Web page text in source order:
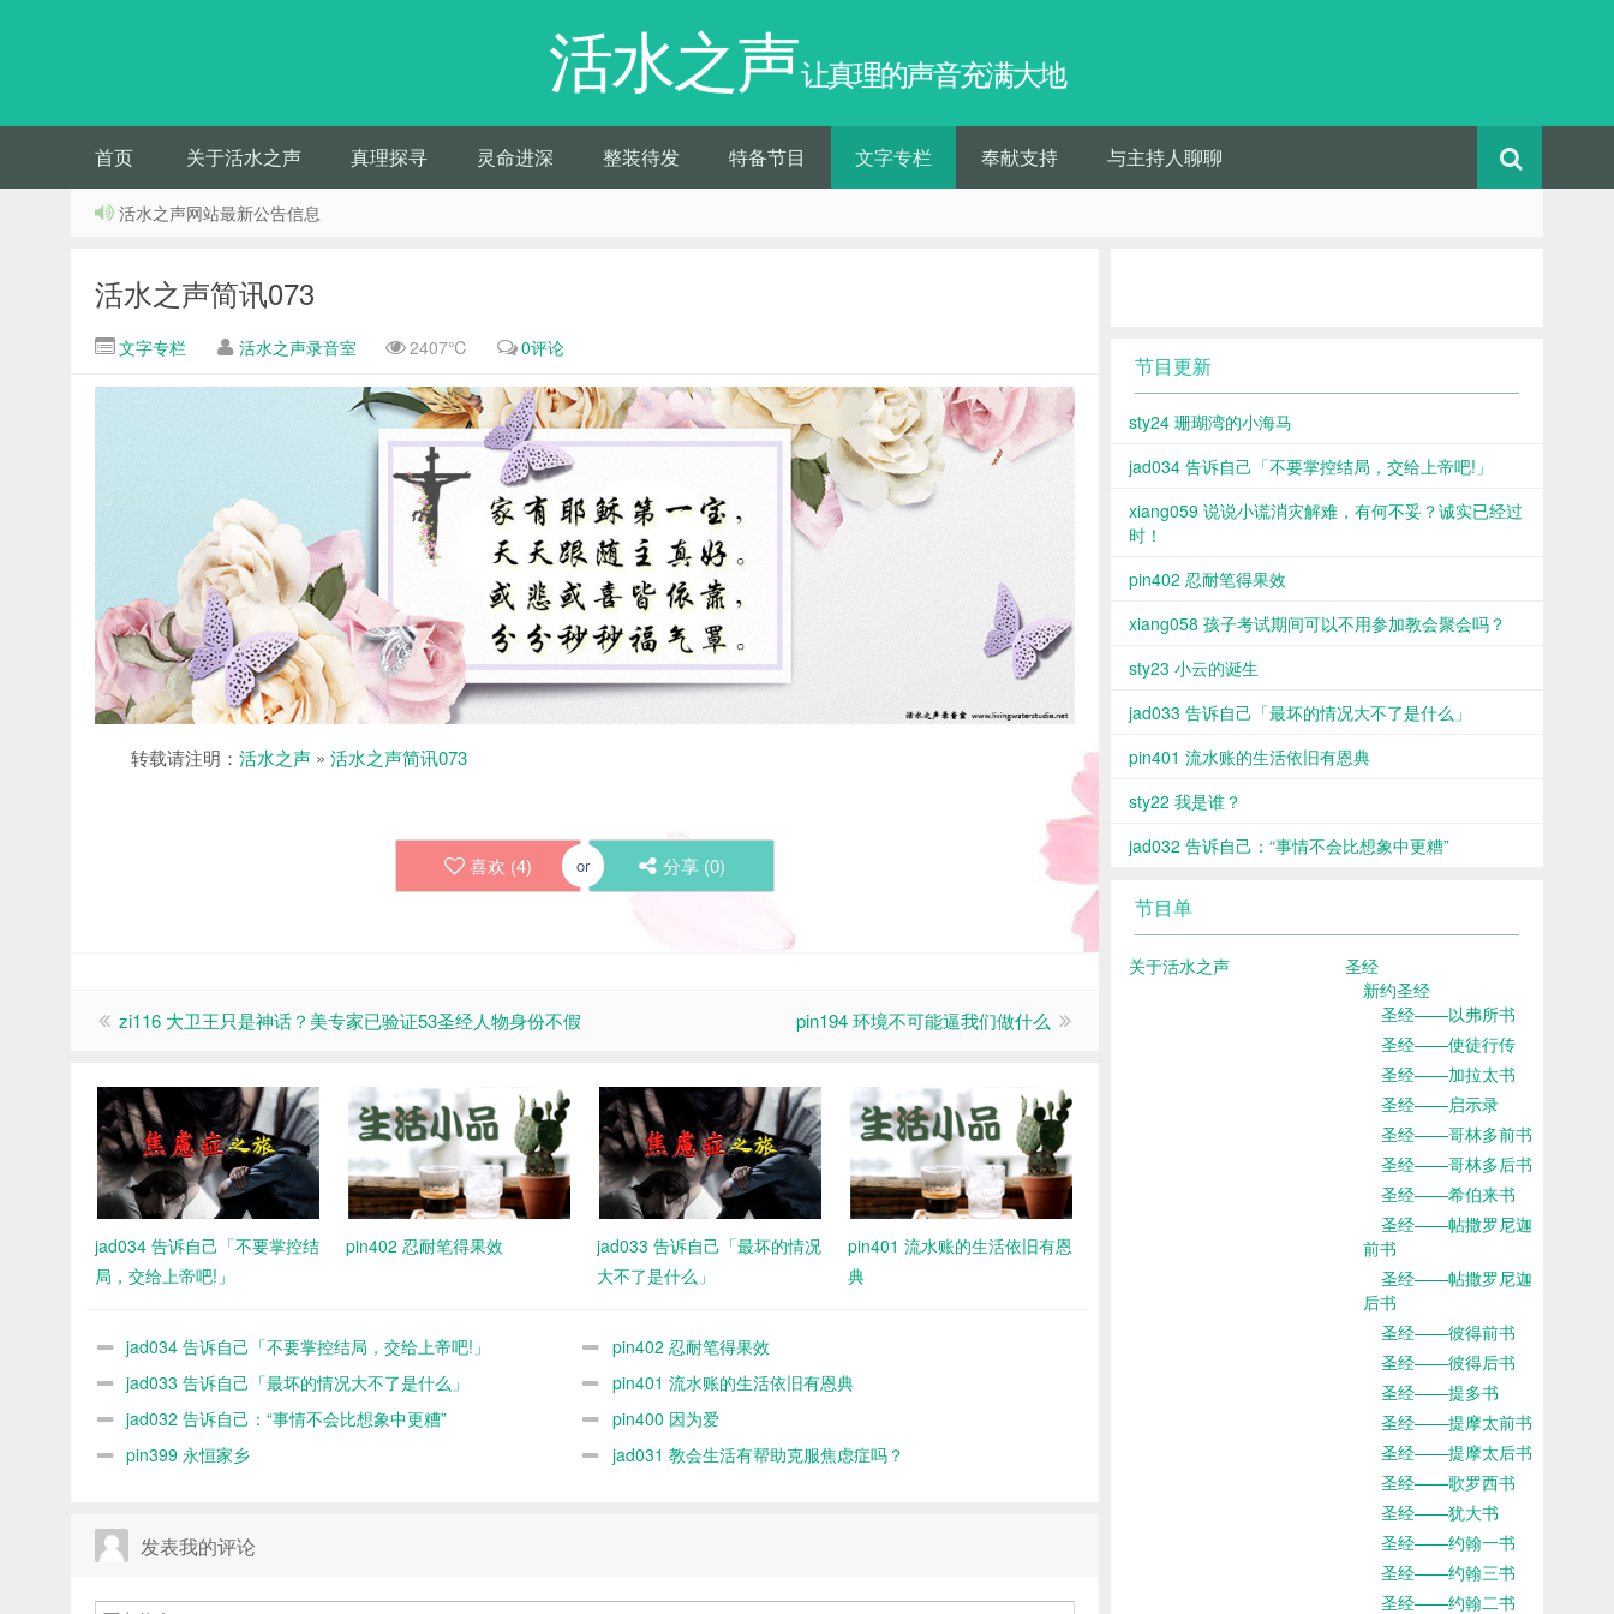
活水之声让真理的声音充满大地
首页 关于活水之声 真理探寻 灵命进深 整装待发 特备节目 文字专栏 奉献支持 与主持人聊聊
活水之声网站最新公告信息
活水之声简讯073
文字专栏 活水之声录音室 2407℃ 0评论
转载请注明： 活水之声 » 活水之声简讯073
喜欢 (4) or 分享 (0)
zi116 大卫王只是神话？美专家已验证53圣经人物身份不假 pin194 环境不可能逼我们做什么
jad034 告诉自己「不要掌控结
局，交给上帝吧!」
pin402 忍耐笔得果效
jad033 告诉自己「最坏的情况
大不了是什么」
pin401 流水账的生活依旧有恩
典
jad034 告诉自己「不要掌控结局，交给上帝吧!」
pin402 忍耐笔得果效
jad033 告诉自己「最坏的情况大不了是什么」
pin401 流水账的生活依旧有恩典
jad032 告诉自己：“事情不会比想象中更糟”
pin400 因为爱
pin399 永恒家乡
jad031 教会生活有帮助克服焦虑症吗？
发表我的评论
节目更新
sty24 珊瑚湾的小海马
jad034 告诉自己「不要掌控结局，交给上帝吧!」
xiang059 说说小谎消灾解难，有何不妥？诚实已经过
时！
pin402 忍耐笔得果效
xiang058 孩子考试期间可以不用参加教会聚会吗？
sty23 小云的诞生
jad033 告诉自己「最坏的情况大不了是什么」
pin401 流水账的生活依旧有恩典
sty22 我是谁？
jad032 告诉自己：“事情不会比想象中更糟”
节目单
关于活水之声
圣经
新约圣经
圣经——以弗所书
圣经——使徒行传
圣经——加拉太书
圣经——启示录
圣经——哥林多前书
圣经——哥林多后书
圣经——希伯来书
圣经——帖撒罗尼迦
前书
圣经——帖撒罗尼迦
后书
圣经——彼得前书
圣经——彼得后书
圣经——提多书
圣经——提摩太前书
圣经——提摩太后书
圣经——歌罗西书
圣经——犹大书
圣经——约翰一书
圣经——约翰三书
圣经——约翰二书